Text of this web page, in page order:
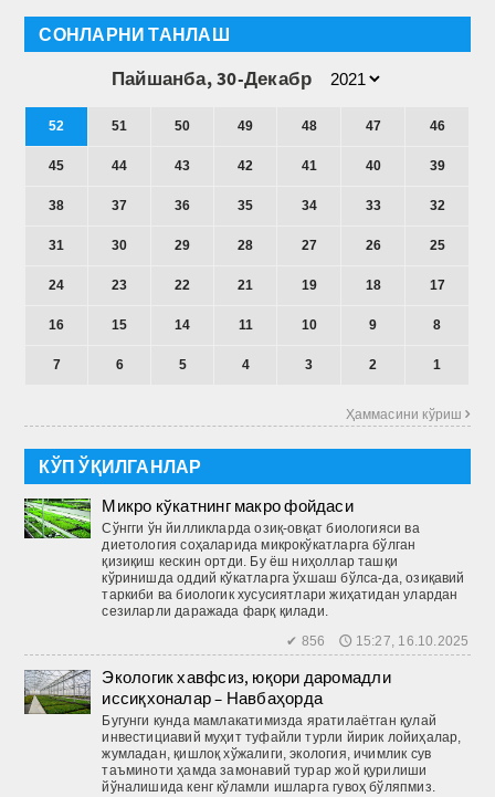
СОНЛАРНИ ТАНЛАШ
Пайшанба, 30-Декабр
52 51 50 49 48 47 46
45 44 43 42 41 40 39
38 37 36 35 34 33 32
31 30 29 28 27 26 25
24 23 22 21 19 18 17
16 15 14 11 10 9 8
7 6 5 4 3 2 1
Ҳаммасини кўриш 
КЎП ЎҚИЛГАНЛАР
Микро кўкатнинг макро фойдаси
Сўнгги ўн йилликларда озиқ-овқат биологияси ва
диетология соҳаларида микрокўкатларга бўлган
қизиқиш кескин ортди. Бу ёш ниҳоллар ташқи
кўринишда оддий кўкатларга ўхшаш бўлса-да, озиқавий
таркиби ва биологик хусусиятлари жиҳатидан улардан
сезиларли даражада фарқ қилади.
✔ 856 🕔 15:27, 16.10.2025
Экологик хавфсиз, юқори даромадли
иссиқхоналар – Навбаҳорда
Бугунги кунда мамлакатимизда яратилаётган қулай
инвестициавий муҳит туфайли турли йирик лойиҳалар,
жумладан, қиш­лоқ хўжалиги, экология, ичимлик сув
таъминоти ҳамда замонавий турар жой қурилиши
йўналишида кенг кўламли ишларга гувоҳ бўляпмиз.